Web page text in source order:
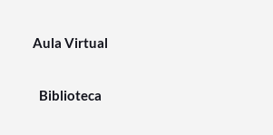
Aula Virtual
Biblioteca